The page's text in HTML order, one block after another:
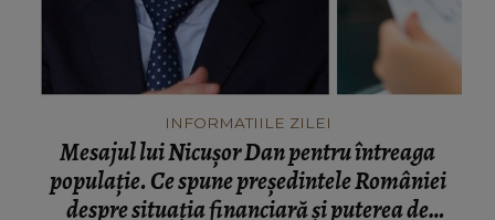
INFORMATIILE ZILEI
Mesajul lui Nicușor Dan pentru întreaga
populație. Ce spune președintele României
despre situația financiară și puterea de